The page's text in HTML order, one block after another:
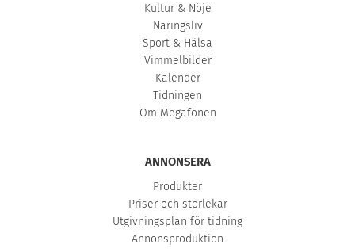
Kultur & Nöje
Näringsliv
Sport & Hälsa
Vimmelbilder
Kalender
Tidningen
Om Megafonen
ANNONSERA
Produkter
Priser och storlekar
Utgivningsplan för tidning
Annonsproduktion